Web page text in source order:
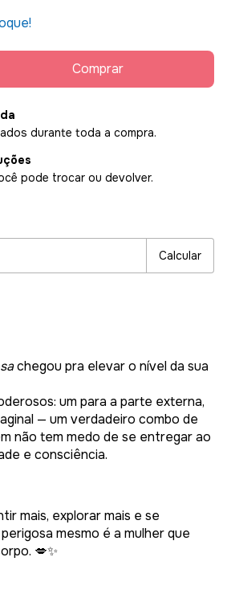
durante toda a compra.
pode trocar ou devolver.
Calcular
chegou pra elevar o nível da sua
um para a parte externa,
— um verdadeiro combo de
não tem medo de se entregar ao
e consciência.
mais, explorar mais e se
mesmo é a mulher que
💋✨